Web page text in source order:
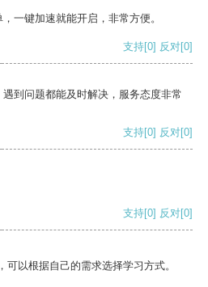
一键加速就能开启，非常方便。
支持[0] 反对[0]
到问题都能及时解决，服务态度非常
支持[0] 反对[0]
支持[0] 反对[0]
以根据自己的需求选择学习方式。